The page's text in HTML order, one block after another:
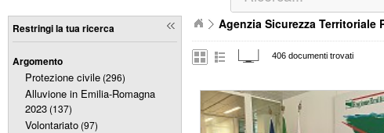
Restringi la tua ricerca
Argomento
Protezione civile (296)
Alluvione in Emilia-Romagna
2023 (137)
Volontariato (97)
Agenzia Sicurezza Territoriale
406 documenti trovati